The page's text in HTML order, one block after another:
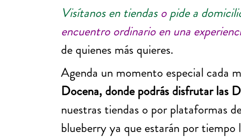
Visítanos en tiendasopide a
encuentro ordinario en una
de quienes más quieres.
Agenda un momento especial cada
Docena, donde podrás disfrutar las
nuestras tiendas o por plataformas
blueberry ya que estarán por